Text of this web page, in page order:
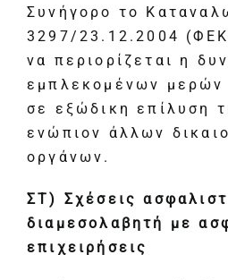
Συνήγορο το
3297/23.12.2004
να περιορίζεται η
εμπλεκομένων μερών
σε εξώδικη επίλυση
ενώπιον άλλων
οργάνων.
ΣΤ) Σχέσεις
διαμεσολαβητή με
επιχειρήσεις